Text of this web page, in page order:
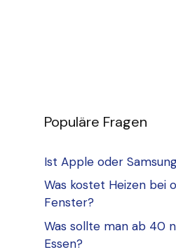
Populäre Fragen
Ist Apple oder
Was kostet Heizen bei
Fenster?
Was sollte man ab 40
Essen?